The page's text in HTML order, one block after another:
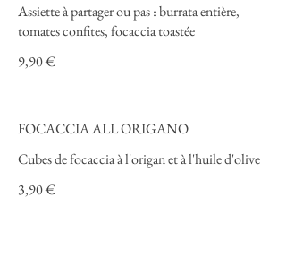
Assiette à partager ou pas : burrata entière,
tomates confites, focaccia toastée
9,90 €
FOCACCIA ALL ORIGANO
Cubes de focaccia à l'origan et à l'huile d'olive
3,90 €